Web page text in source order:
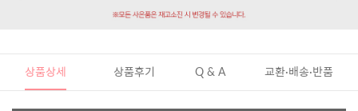
상품상세 상품후기 Q & A 교환·배송·반품